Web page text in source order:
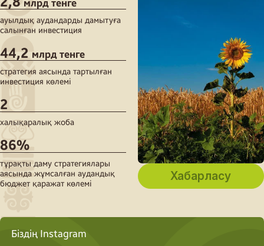
Хабарласу
млрд тенге
ауылдық аудандарды дамытуға
салынған инвестиция
44,2 млрд тенге
стратегия аясында тартылған
инвестиция көлемі
2
халықаралық жоба
86%
тұрақты даму стратегиялары
аясында жұмсалған аудандық
бюджет қаражат көлемі
Біздің Instagram